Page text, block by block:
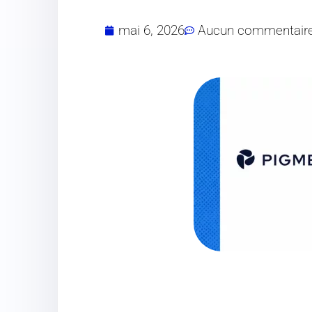
mai 6, 2026 Aucun